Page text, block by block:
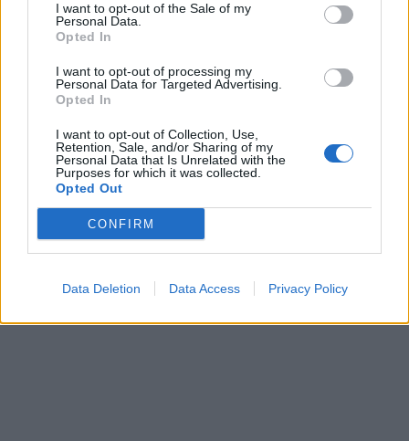
I want to opt-out of the Sale of my
Personal Data.
Opted In
I want to opt-out of processing my
Personal Data for Targeted Advertising.
Opted In
I want to opt-out of Collection, Use,
Retention, Sale, and/or Sharing of my
Personal Data that Is Unrelated with the
Purposes for which it was collected.
Opted Out
CONFIRM
Data Deletion Data Access Privacy Policy